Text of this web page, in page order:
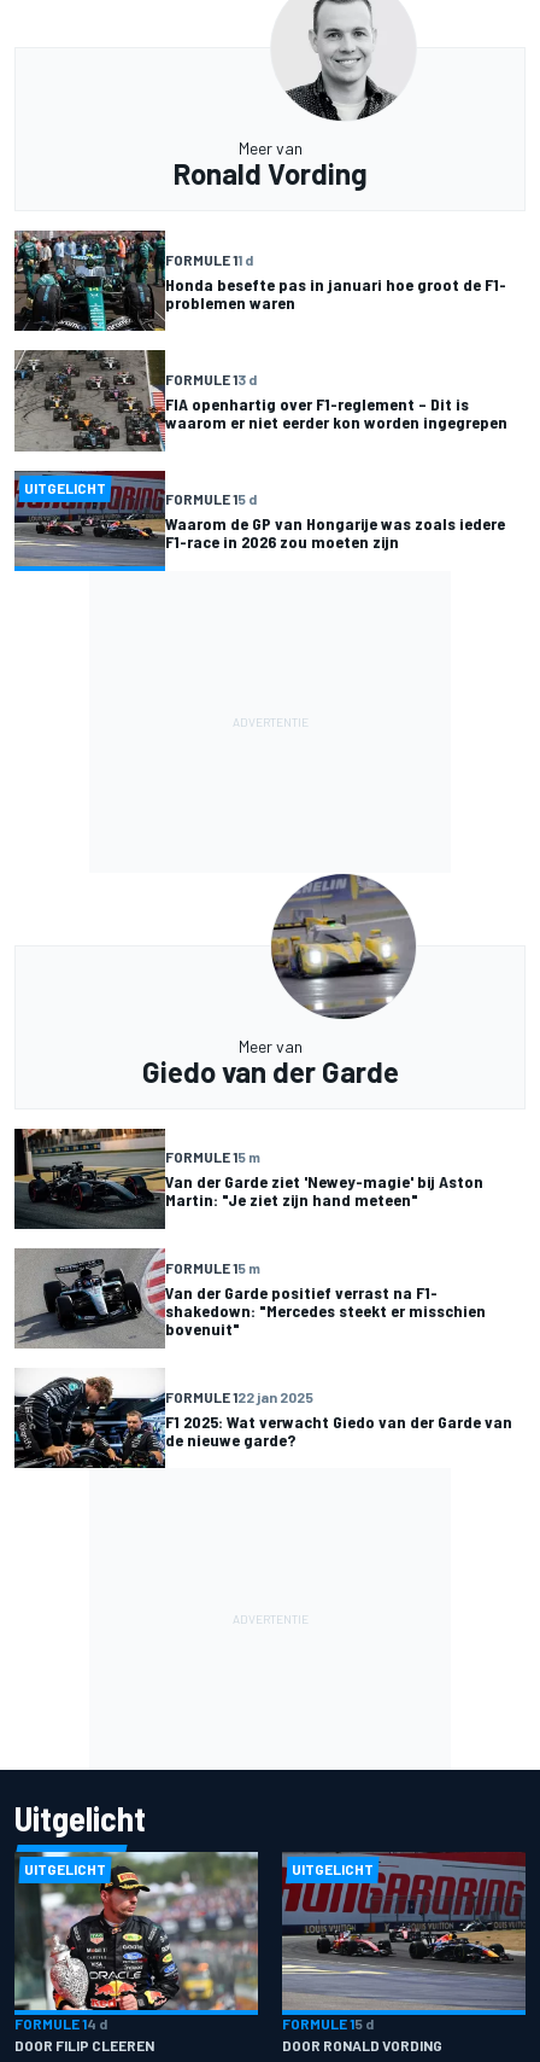
Meer van
Ronald Vording
FORMULE 11 d
Honda besefte pas in januari hoe groot de F1-
problemen waren
FORMULE 13 d
FIA openhartig over F1-reglement – Dit is
waarom er niet eerder kon worden ingegrepen
UITGELICHT
FORMULE 15 d
Waarom de GP van Hongarije was zoals iedere
F1-race in 2026 zou moeten zijn
Meer van
Giedo van der Garde
FORMULE 15 m
Van der Garde ziet 'Newey-magie' bij Aston
Martin: "Je ziet zijn hand meteen"
FORMULE 15 m
Van der Garde positief verrast na F1-
shakedown: "Mercedes steekt er misschien
bovenuit"
FORMULE 122 jan 2025
F1 2025: Wat verwacht Giedo van der Garde van
de nieuwe garde?
Uitgelicht
UITGELICHT
FORMULE 14 d
DOOR FILIP CLEEREN
UITGELICHT
FORMULE 15 d
DOOR RONALD VORDING